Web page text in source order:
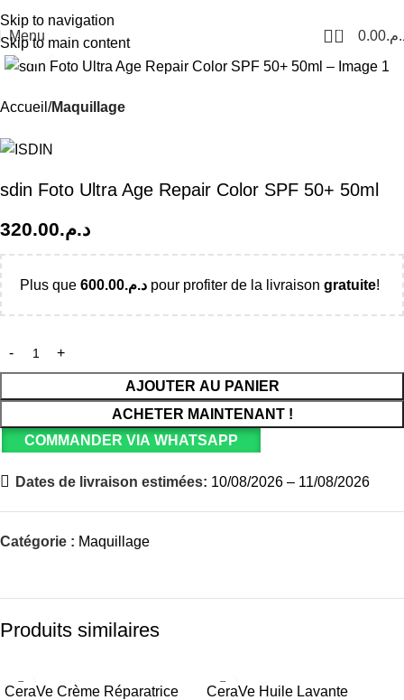
Skip to navigation
Skip to main content
Menu 0 0.00
Click to enlarge
Accueil Maquillage
sdin Foto Ultra Age Repair Color SPF 50+ 50ml
د.م.320.00
Plus que د.م.600.00 pour profiter de la livraison gratuite!
AJOUTER AU PANIER
ACHETER MAINTENANT !
COMMANDER VIA WHATSAPP
Dates de livraison estimées: 10/08/2026 – 11/08/2026
Catégorie : Maquillage
Produits similaires
CeraVe Crème Réparatrice
CeraVe Huile Lavante